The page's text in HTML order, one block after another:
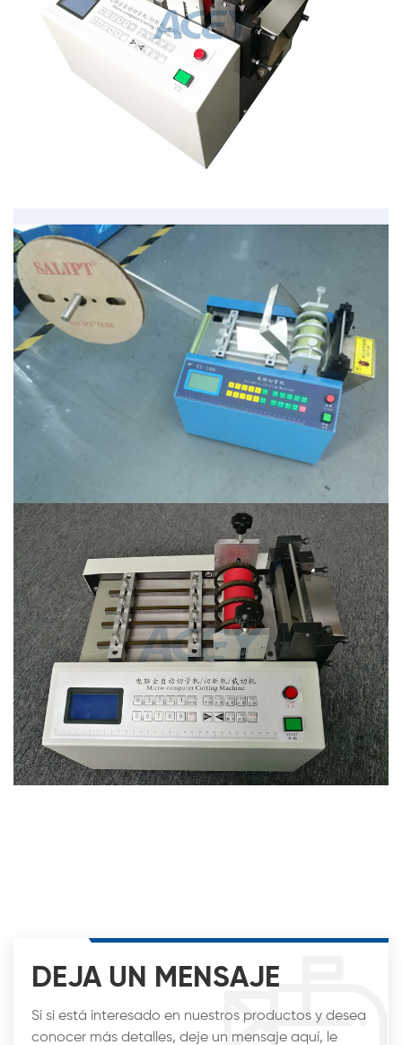
DEJA UN MENSAJE
Si si está interesado en nuestros productos y desea
conocer más detalles, deje un mensaje aquí, le